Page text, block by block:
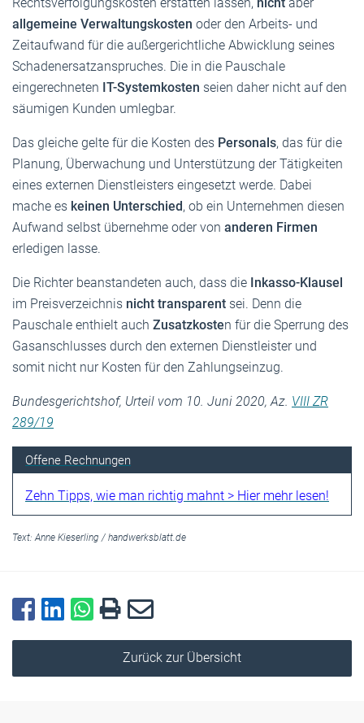
allgemeine Verwaltungskosten oder den Arbeits- und
Zeitaufwand für die außergerichtliche Abwicklung seines
Schadenersatzanspruches. Die in die Pauschale
eingerechneten IT-Systemkosten seien daher nicht auf den
säumigen Kunden umlegbar.
Das gleiche gelte für die Kosten des Personals, das für die
Planung, Überwachung und Unterstützung der Tätigkeiten
eines externen Dienstleisters eingesetzt werde. Dabei
mache es keinen Unterschied, ob ein Unternehmen diesen
Aufwand selbst übernehme oder von anderen Firmen
erledigen lasse.
Die Richter beanstandeten auch, dass die Inkasso-Klausel
im Preisverzeichnis nicht transparent sei. Denn die
Pauschale enthielt auch Zusatzkosten für die Sperrung des
Gasanschlusses durch den externen Dienstleister und
somit nicht nur Kosten für den Zahlungseinzug.
Bundesgerichtshof, Urteil vom 10. Juni 2020, Az. VIII ZR
289/19
Offene Rechnungen
Zehn Tipps, wie man richtig mahnt > Hier mehr lesen!
Text: Anne Kieserling / handwerksblatt.de
Zurück zur Übersicht